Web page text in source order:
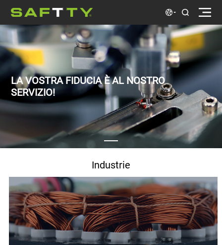
SERVIZIO!
Industrie